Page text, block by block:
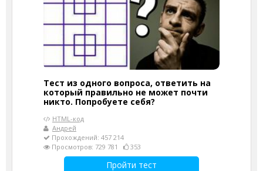
Тест из одного вопроса, ответить на
который правильно не может почти
никто. Попробуете себя?
HTML-код
Андрей
Прохождений: 457 214
Просмотров: 729 781
353
Пройти тест